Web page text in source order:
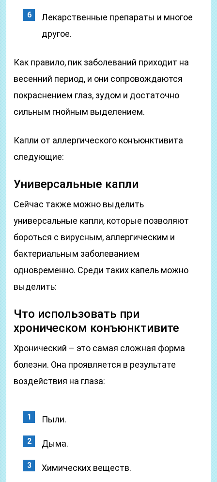
Лекарственные препараты и многое
другое.
Как правило, пик заболеваний приходит на
весенний период, и они сопровождаются
покраснением глаз, зудом и достаточно
сильным гнойным выделением.
Капли от аллергического конъюнктивита
следующие:
Универсальные капли
Сейчас также можно выделить
универсальные капли, которые позволяют
бороться с вирусным, аллергическим и
бактериальным заболеванием
одновременно. Среди таких капель можно
выделить:
Что использовать при
хроническом конъюнктивите
Хронический – это самая сложная форма
болезни. Она проявляется в результате
воздействия на глаза:
Пыли.
Дыма.
Химических веществ.